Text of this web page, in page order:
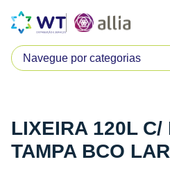
LIXEIRA 120L C/
TAMPA BCO